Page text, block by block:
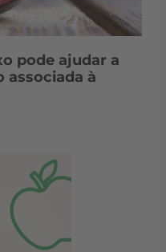
pode ajudar a
associada à